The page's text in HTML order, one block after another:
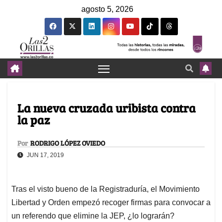
agosto 5, 2026
La nueva cruzada uribista contra
la paz
Por RODRIGO LÓPEZ OVIEDO
JUN 17, 2019
Tras el visto bueno de la Registraduría, el Movimiento
Libertad y Orden empezó recoger firmas para convocar a
un referendo que elimine la JEP, ¿lo lograrán?